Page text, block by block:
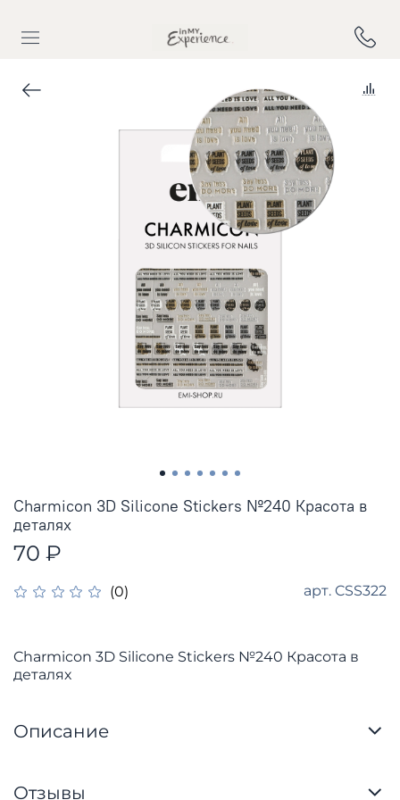
(0) арт. CSS322
Charmicon 3D Silicone Stickers №240 Красота в
деталях
70 ₽
Charmicon 3D Silicone Stickers №240 Красота в
деталях
Описание
Отзывы